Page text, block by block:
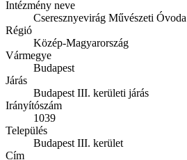
Intézmény neve
Cseresznyevirág Művészeti Óvoda
Régió
Közép-Magyarország
Vármegye
Budapest
Járás
Budapest III. kerületi járás
Irányítószám
1039
Település
Budapest III. kerület
Cím